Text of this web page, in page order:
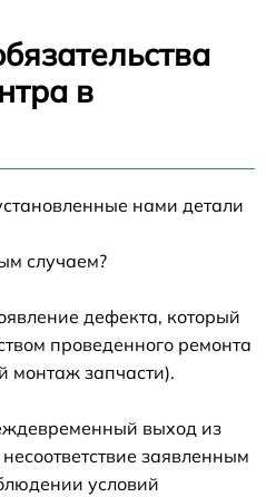
в
нами детали
случаем?
дефекта, который
проведенного ремонта
монтаж запчасти).
выход из
заявленным
условий